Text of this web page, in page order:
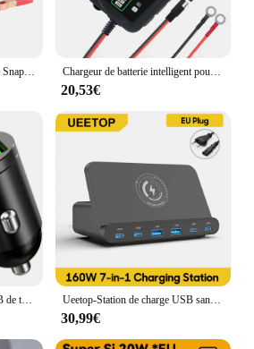
20,53€
Ueetop-Station de charge USB sans fil, chargeur rapide pour ordinateur portable, tablette, iPhone 15, Samsung, PD, PPS, 45W, GaN, 65W, 160W
30,99€